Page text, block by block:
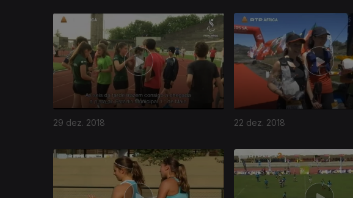
29 dez. 2018 22 dez. 2018